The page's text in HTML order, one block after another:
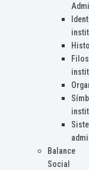
Balance
Social